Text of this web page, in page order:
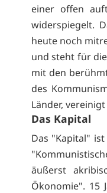
einer offen
widerspiegelt.
heute noch
und steht für
mit den
des
Länder,
Das Kapital
Das "Kapital"
äußerst
Ökonomie". 15